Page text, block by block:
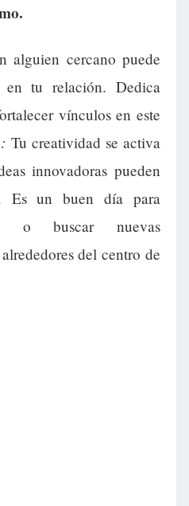
alguien cercano puede
en tu relación. Dedica
vínculos en este
Tu creatividad se activa
innovadoras pueden
Es un buen día para
o buscar nuevas
del centro de